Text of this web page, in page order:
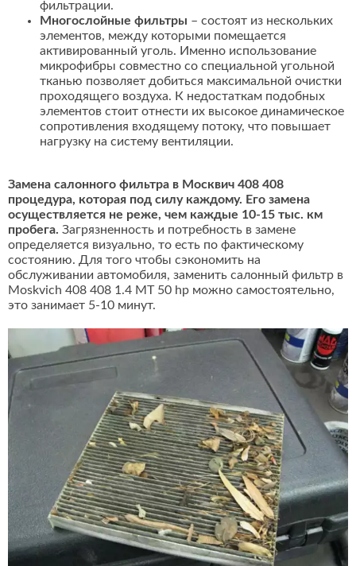
фильтрации.
Многослойные фильтры – состоят из нескольких
элементов, между которыми помещается
активированный уголь. Именно использование
микрофибры совместно со специальной угольной
тканью позволяет добиться максимальной очистки
проходящего воздуха. К недостаткам подобных
элементов стоит отнести их высокое динамическое
сопротивления входящему потоку, что повышает
нагрузку на систему вентиляции.
Замена салонного фильтра в Москвич 408 408
процедура, которая под силу каждому. Его замена
осуществляется не реже, чем каждые 10-15 тыс. км
пробега. Загрязненность и потребность в замене
определяется визуально, то есть по фактическому
состоянию. Для того чтобы сэкономить на
обслуживании автомобиля, заменить салонный фильтр в
Moskvich 408 408 1.4 MT 50 hp можно самостоятельно,
это занимает 5-10 минут.